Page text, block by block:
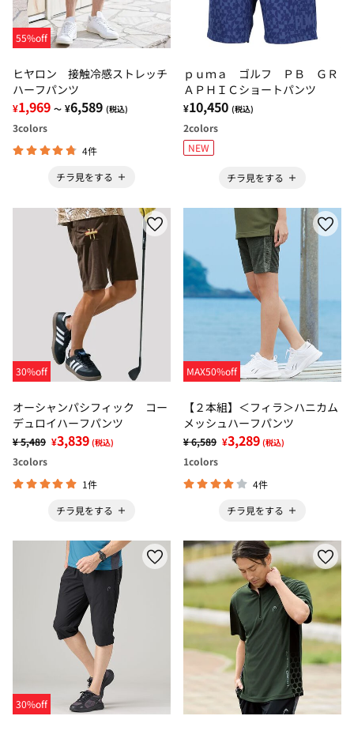
55%off
ヒヤロン 接触冷感ストレッチ
ハーフパンツ
¥1,969 ～ ¥6,589 (税込)
3colors
4件
チラ見をする
ｐｕｍａ ゴルフ ＰＢ ＧＲ
ＡＰＨＩＣショートパンツ
¥10,450 (税込)
2colors
NEW
チラ見をする
30%off
オーシャンパシフィック コー
デュロイハーフパンツ
¥ 5,489 ¥3,839 (税込)
3colors
1件
チラ見をする
MAX50%off
【２本組】＜フィラ＞ハニカム
メッシュハーフパンツ
¥ 6,589 ¥3,289 (税込)
1colors
4件
チラ見をする
30%off